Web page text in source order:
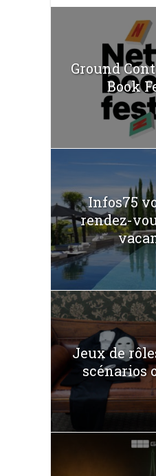
Ground
Book
Infos75
rendez-
Jeux de
scénarios